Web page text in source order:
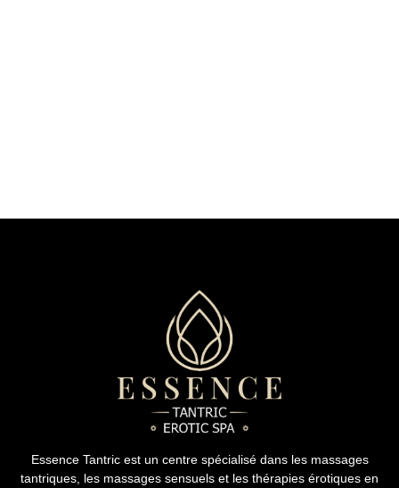
Essence Tantric est un centre spécialisé dans les massages
tantriques, les massages sensuels et les thérapies érotiques en